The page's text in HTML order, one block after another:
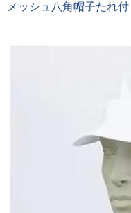
メッシュ八角帽子たれ